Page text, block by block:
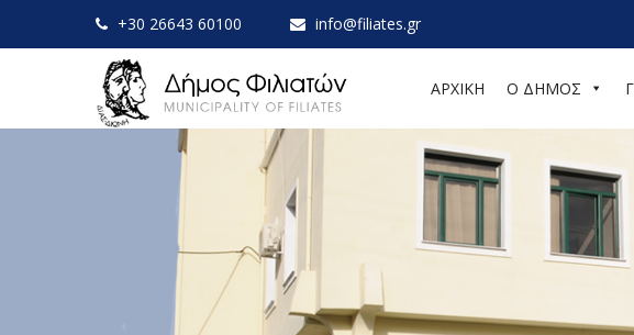
+30 26643 60100 info@filiates.gr
ΑΡΧΙΚΗ Ο ΔΗΜΟΣ